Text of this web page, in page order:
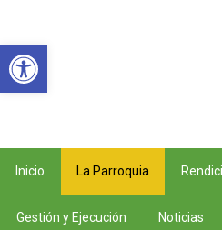
Inicio La Parroquia
Gestión y Ejecución Noticias
Abrir barra de herramientas